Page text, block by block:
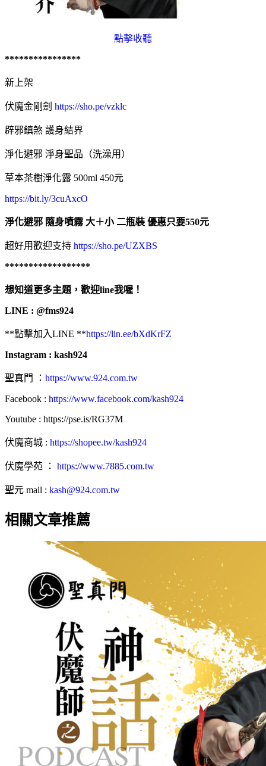
點擊收聽
****************
新上架
伏魔金剛劍 https://sho.pe/vzklc
辟邪鎮煞 護身結界
淨化避邪 淨身聖品（洗澡用）
草本茶樹淨化露 500ml 450元
https://bit.ly/3cuAxcO
淨化避邪 隨身噴霧 大＋小 二瓶裝 優惠只要550元
超好用歡迎支持 https://sho.pe/UZXBS
******************
想知道更多主題，歡迎line我喔！
LINE : @fms924
**點擊加入LINE **https://lin.ee/bXdKrFZ
Instagram : kash924
聖真門 ： https://www.924.com.tw
Facebook : https://www.facebook.com/kash924
Youtube : https://pse.is/RG37M
伏魔商城 : https://shopee.tw/kash924
伏魔學苑 ： https://www.7885.com.tw
聖元 mail : kash@924.com.tw
相關文章推薦